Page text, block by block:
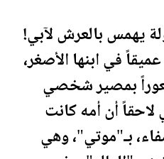
يهمس بالعرش لآبي!
في ابنها الأصغر،
بمصير شخصي
أن أمه كانت
بـ"موتي"، وهي